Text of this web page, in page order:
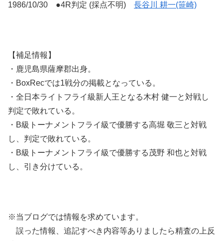
1986/10/30 ●4R判定 (採点不明) 長谷川 耕一(笹崎)
【補足情報】
・鹿児島県薩摩郡出身。
・BoxRecでは1戦分の掲載となっている。
・全日本ライトフライ級新人王となる木村 健一と対戦し
判定で敗れている。
・B級トーナメントフライ級で優勝する高堀 敬三と対戦
し、判定で敗れている。
・B級トーナメントフライ級で優勝する茂野 和也と対戦
し、引き分けている。
※当ブログでは情報を求めています。
誤った情報、追記すべき内容等ありましたら精査の上反